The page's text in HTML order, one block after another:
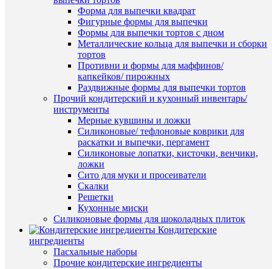
Форма для выпечки квадрат
Фигурные формы для выпечки
Формы для выпечки тортов с дном
Металлические кольца для выпечки и сборки
тортов
Противни и формы для маффинов/
капкейков/ пирожных
Раздвижные формы для выпечки тортов
Прочий кондитерский и кухонный инвентарь/
инструменты
Мерные кувшины и ложки
Силиконовые/ тефлоновые коврики для
раскатки и выпечки, пергамент
Силиконовые лопатки, кисточки, венчики,
ложки
Сито для муки и просеиватели
Скалки
Решетки
Кухонные миски
Силиконовые формы для шоколадных плиток
Кондитерские
ингредиенты
Пасхальные наборы
Прочие кондитерские ингредиенты
наличии
«Первое
руб.
/
В
К